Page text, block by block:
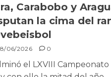
Carabobo y
la cima del
06/2026 0
el LXVIII Campeonato